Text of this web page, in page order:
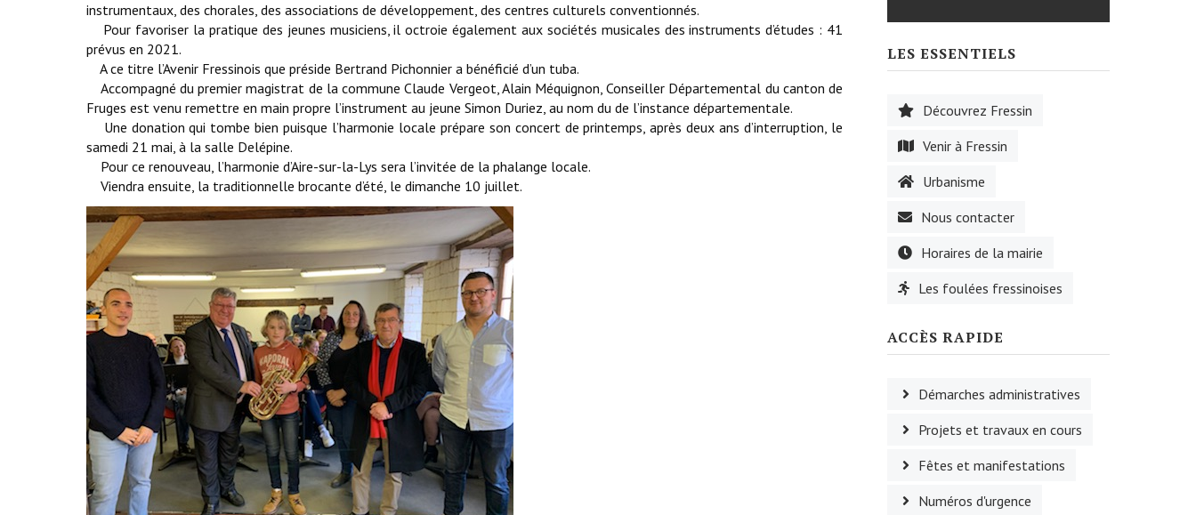
instrumentaux, des chorales, des associations de développement, des centres culturels conventionnés.
Pour favoriser la pratique des jeunes musiciens, il octroie également aux sociétés musicales des instruments d’études : 41
prévus en 2021.
A ce titre l’Avenir Fressinois que préside Bertrand Pichonnier a bénéficié d’un tuba.
Accompagné du premier magistrat de la commune Claude Vergeot, Alain Méquignon, Conseiller Départemental du canton de
Fruges est venu remettre en main propre l’instrument au jeune Simon Duriez, au nom du de l’instance départementale.
Une donation qui tombe bien puisque l’harmonie locale prépare son concert de printemps, après deux ans d’interruption, le
samedi 21 mai, à la salle Delépine.
Pour ce renouveau, l’harmonie d’Aire-sur-la-Lys sera l’invitée de la phalange locale.
Viendra ensuite, la traditionnelle brocante d’été, le dimanche 10 juillet.
LES ESSENTIELS
Découvrez Fressin
Venir à Fressin
Urbanisme
Nous contacter
Horaires de la mairie
Les foulées fressinoises
ACCÈS RAPIDE
Démarches administratives
Projets et travaux en cours
Fêtes et manifestations
Numéros d'urgence